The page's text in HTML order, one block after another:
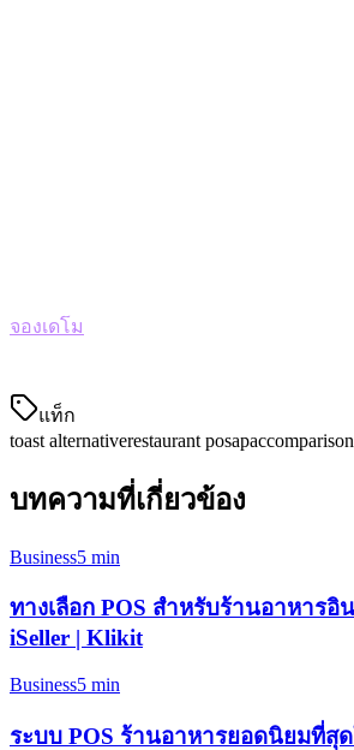
จองเดโม
แท็ก
toast alternativerestaurant posapaccomparison
บทความที่เกี่ยวข้อง
Business5 min
ทางเลือก POS สำหรับร้านอาหาร
iSeller | Klikit
Business5 min
ระบบ POS ร้านอาหารยอดนิยมที่สุ